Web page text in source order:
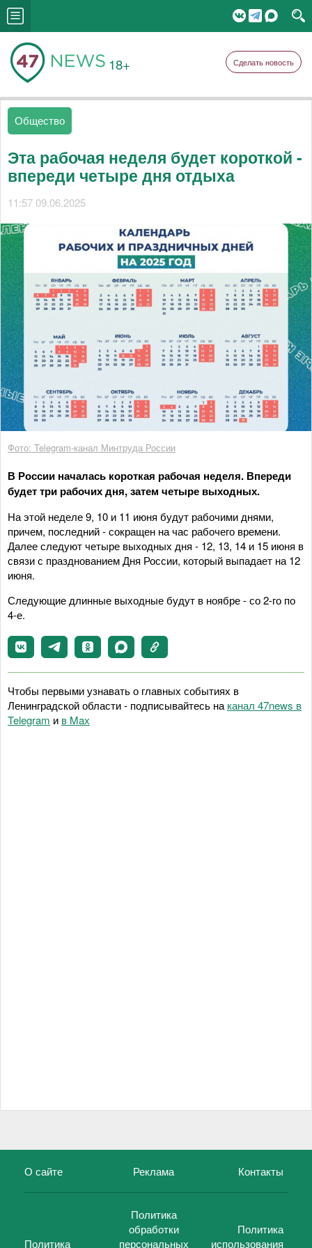
18+ Сделать новость
Общество
Эта рабочая неделя будет короткой -
впереди четыре дня отдыха
11:57 09.06.2025
Фото: Telegram-канал Минтруда России
В России началась короткая рабочая неделя. Впереди
будет три рабочих дня, затем четыре выходных.
На этой неделе 9, 10 и 11 июня будут рабочими днями,
причем, последний - сокращен на час рабочего времени.
Далее следуют четыре выходных дня - 12, 13, 14 и 15 июня в
связи с празднованием Дня России, который выпадает на 12
июня.
Следующие длинные выходные будут в ноябре - со 2-го по
4-е.
Чтобы первыми узнавать о главных событиях в
Ленинградской области - подписывайтесь на канал 47news в
Telegram и в Maх
О сайте Реклама Контакты
Политика
Политика
обработки
персональных
Политика
использования